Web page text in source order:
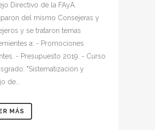
Directivo de la FAyA.
del mismo Consejeras y
y se trataron temas
a: - Promociones
- Presupuesto 2019. - Curso
"Sistematización y
de...
MÁS